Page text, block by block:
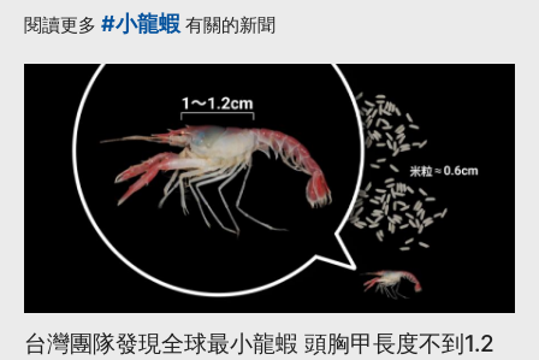
閱讀更多 #小龍蝦 有關的新聞
台灣團隊發現全球最小龍蝦 頭胸甲長度不到1.2